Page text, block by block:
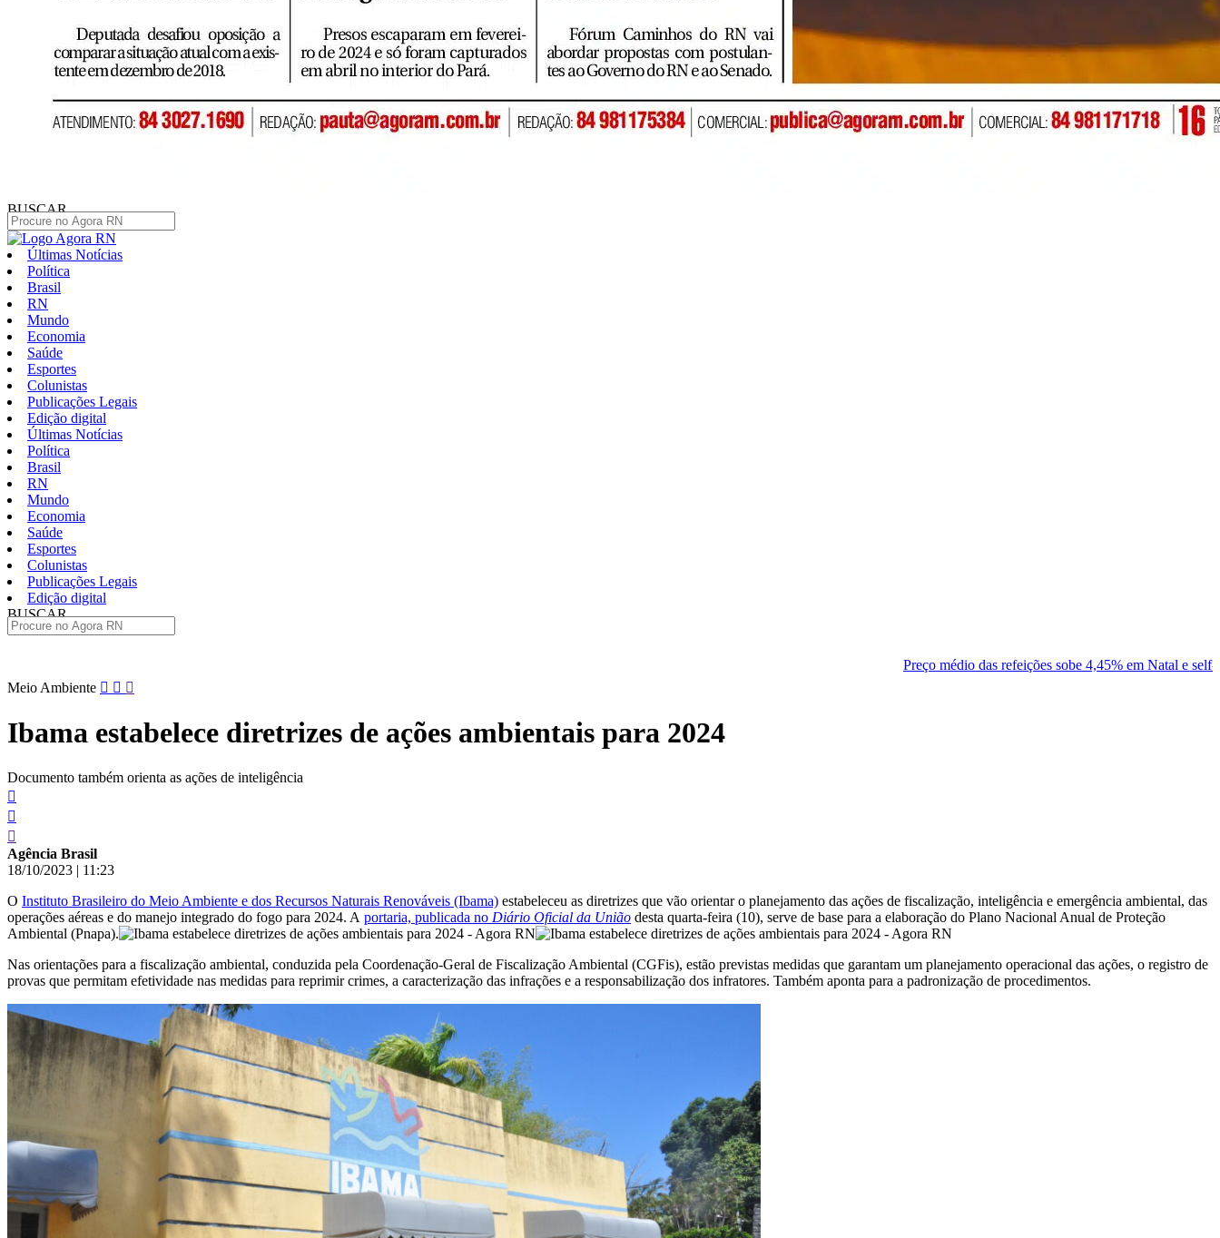
BUSCAR
Últimas Notícias
Política
Brasil
RN
Mundo
Economia
Saúde
Esportes
Colunistas
Publicações Legais
Edição digital
Últimas Notícias
Política
Brasil
RN
Mundo
Economia
Saúde
Esportes
Colunistas
Publicações Legais
Edição digital
BUSCAR
Preço médio das refeições sobe 4,45% em Natal e self-service varia até
Pular
conteúdo
Meio Ambiente
Ibama estabelece diretrizes de ações ambientais para 2024
Documento também orienta as ações de inteligência
Agência Brasil
18/10/2023 | 11:23
O Instituto Brasileiro do Meio Ambiente e dos Recursos Naturais Renováveis (Ibama) estabeleceu as diretrizes que vão orientar o planejamento das ações de fiscalização, inteligência e emergência ambiental, das
operações aéreas e do manejo integrado do fogo para 2024. A portaria, publicada no Diário Oficial da União desta quarta-feira (10), serve de base para a elaboração do Plano Nacional Anual de Proteção
Ambiental (Pnapa).
Nas orientações para a fiscalização ambiental, conduzida pela Coordenação-Geral de Fiscalização Ambiental (CGFis), estão previstas medidas que garantam um planejamento operacional das ações, o registro de
provas que permitam efetividade nas medidas para reprimir crimes, a caracterização das infrações e a responsabilização dos infratores. Também aponta para a padronização de procedimentos.